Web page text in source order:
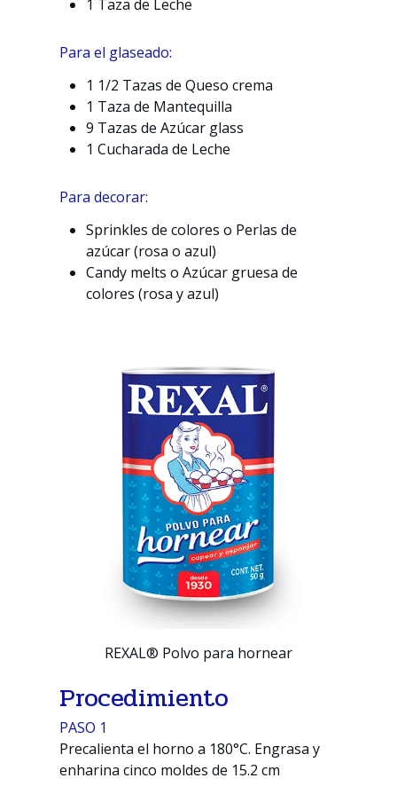
1 Taza de Leche
Para el glaseado:
1 1/2 Tazas de Queso crema
1 Taza de Mantequilla
9 Tazas de Azúcar glass
1 Cucharada de Leche
Para decorar:
Sprinkles de colores o Perlas de
azúcar (rosa o azul)
Candy melts o Azúcar gruesa de
colores (rosa y azul)
REXAL® Polvo para hornear
Procedimiento
PASO 1
Precalienta el horno a 180°C. Engrasa y
enharina cinco moldes de 15.2 cm